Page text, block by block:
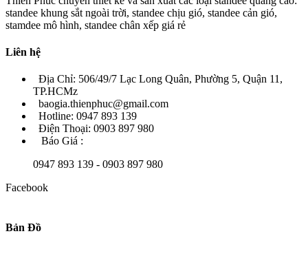
standee khung sắt ngoài trời, standee chịu gió, standee cản gió,
stamdee mô hình, standee chân xếp giá rẻ
Liên hệ
Địa Chỉ: 506/49/7 Lạc Long Quân, Phường 5, Quận 11,
TP.HCMz
baogia.thienphuc@gmail.com
Hotline: 0947 893 139
Điện Thoại: 0903 897 980
Báo Giá :
0947 893 139 - 0903 897 980
Facebook
Bản Đồ